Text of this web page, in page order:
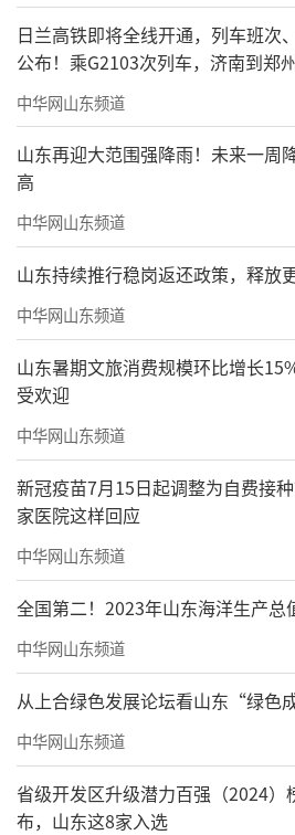
日兰高铁即将全线开通，列车班次
公布！乘G2103次列车，济南到郑
时到达
中华网山东频道
山东再迎大范围强降雨！未来一周
高
中华网山东频道
山东持续推行稳岗返还政策，释放
中华网山东频道
山东暑期文旅消费规模环比增长
受欢迎
中华网山东频道
新冠疫苗7月15日起调整为自费接
家医院这样回应
中华网山东频道
全国第二！2023年山东海洋生产总
中华网山东频道
从上合绿色发展论坛看山东“绿色
中华网山东频道
省级开发区升级潜力百强（2024）
布，山东这8家入选